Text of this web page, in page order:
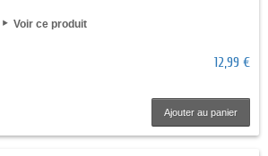
Voir ce produit
12,99 €
Ajouter au panier